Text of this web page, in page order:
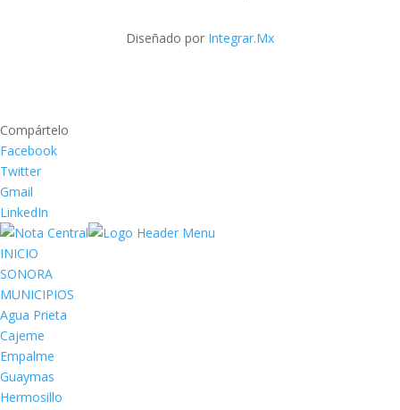
Diseñado por Integrar.Mx
Compártelo
Facebook
Twitter
Gmail
LinkedIn
INICIO
SONORA
MUNICIPIOS
Agua Prieta
Cajeme
Empalme
Guaymas
Hermosillo